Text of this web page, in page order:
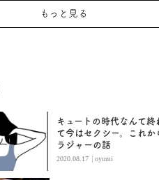
もっと見る
キュートの時代なんて終
て今はセクシー。これか
ラジャーの話
2020.08.17 | oyumi